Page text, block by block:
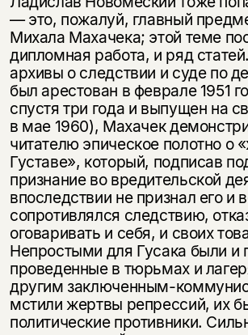
— это, пожалуй, главный
Михала Махачека; этой теме
дипломная работа, и ряд
архивы о следствии и суде по
был арестован в феврале 1951
спустя три года и выпущен на
в мае 1960), Махачек
читателю эпическое полотно о
Густаве», который, подписав
признание во вредительской
впоследствии не признал его и
сопротивлялся следствию,
оговаривать и себя, и своих
Непростыми для Гусака были и
проведенные в тюрьмах и
другим заключенным-
мстили жертвы репрессий, их
политические противники.